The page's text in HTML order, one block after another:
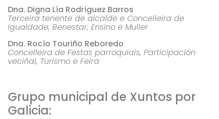
Dna. Digna Lía Rodríguez Barros
Terceira tenente de alcalde e Concelleira de
Igualdade, Benestar, Ensino e Muller
Dna. Rocío Touriño Reboredo
Concelleira de Festas parroquiais, Participación
veciñal, Turismo e Feira
Grupo municipal de Xuntos por
Galicia: